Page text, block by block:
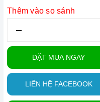
Thêm vào so sánh
–
ĐẶT MUA NGAY
LIÊN HỆ FACEBOOK